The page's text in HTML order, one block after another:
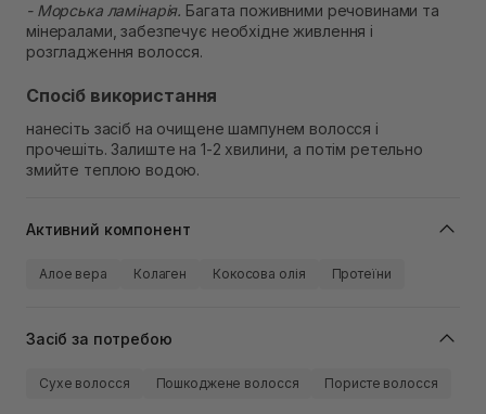
- Морська ламінарія. Багата поживними речовинами та
мінералами, забезпечує необхідне живлення і
розгладження волосся.
Спосіб використання
нанесіть засіб на очищене шампунем волосся і
прочешіть. Залиште на 1-2 хвилини, а потім ретельно
змийте теплою водою.
Активний компонент
Алое вера Колаген Кокосова олія Протеїни
Засіб за потребою
Сухе волосся Пошкоджене волосся Пористе волосся